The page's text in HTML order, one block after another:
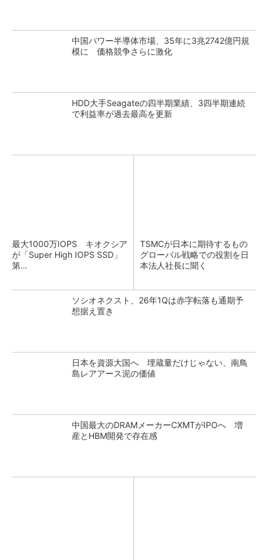
中国パワー半導体市場、35年に3兆2742億円規
模に 価格競争さらに激化
HDD大手Seagateの四半期業績、3四半期連続
で利益率が過去最高を更新
最大1000万IOPS キオクシア
が「Super High IOPS SSD」
第...
TSMCが日本に期待するもの
グローバル戦略での役割を日
本法人社長に聞く
ソシオネクスト、26年1Qは赤字転落も通期予
想据え置き
日本を資源大国へ 埋蔵量だけじゃない、南鳥
島レアアース泥の価値
中国最大のDRAMメーカーCXMTがIPOへ 増
産とHBM開発で存在感